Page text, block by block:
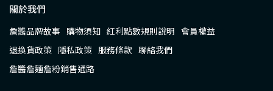
關於我們
詹醬品牌故事 購物須知 紅利點數規則說明 會員權益
退換貨政策 隱私政策 服務條款 聯絡我們
詹醬詹麵詹粉銷售通路